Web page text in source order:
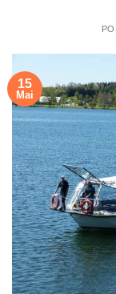
15
Mai